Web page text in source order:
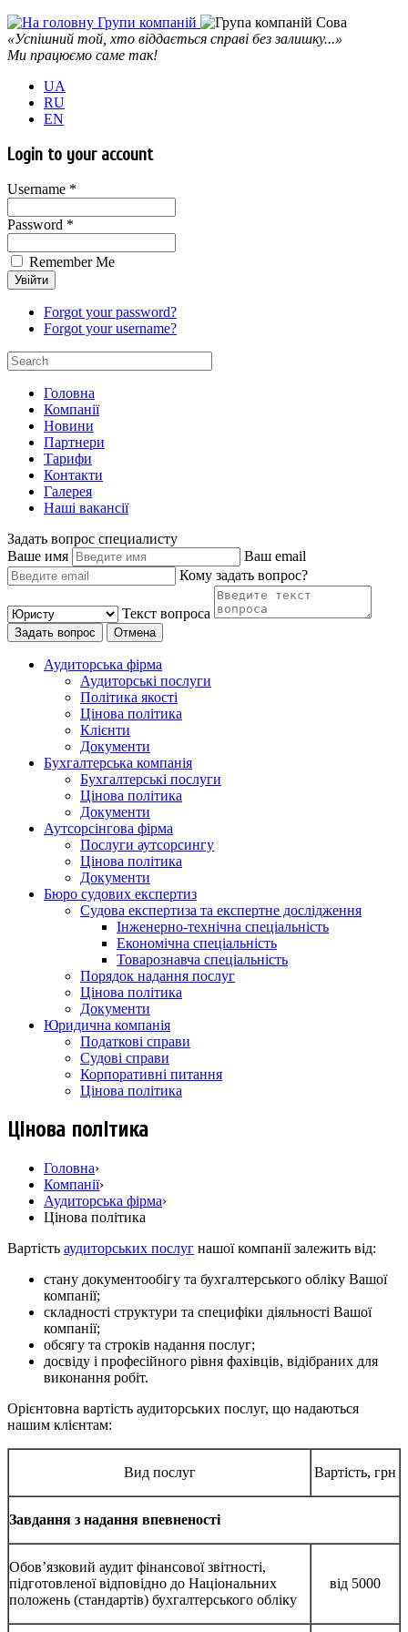
«Успішний той, хто віддається справі без залишку...»
Ми працюємо саме так!
UA
RU
EN
Login to your account
Username *
Password *
Remember Me
Forgot your password?
Forgot your username?
Головна
Компанії
Новини
Партнери
Тарифи
Контакти
Галерея
Наші вакансії
Задать вопрос специалисту
Ваше имя
Ваш email
Кому задать вопрос?
Текст вопроса
Задать вопрос Отмена
Аудиторська фірма
Аудиторські послуги
Політика якості
Цінова політика
Клієнти
Документи
Бухгалтерська компанія
Бухгалтерські послуги
Цінова політика
Документи
Аутсорсінгова фірма
Послуги аутсорсингу
Цінова політика
Документи
Бюро судових експертиз
Судова експертиза та експертне дослідження
Інженерно-технічна спеціальність
Економічна спеціальність
Товарознавча спеціальність
Порядок надання послуг
Цінова політика
Документи
Юридична компанія
Податкові справи
Судові справи
Корпоративні питання
Цінова політика
Цінова політика
Головна›
Компанії›
Аудиторська фірма›
Цінова політика
Вартість аудиторських послуг нашої компанії залежить від:
стану документообігу та бухгалтерського обліку Вашої
компанії;
складності структури та специфіки діяльності Вашої
компанії;
обсягу та строків надання послуг;
досвіду і професійного рівня фахівців, відібраних для
виконання робіт.
Орієнтовна вартість аудиторських послуг, що надаються
нашим клієнтам:
Вид послуг Вартість, грн
Завдання з надання впевненості
Обов’язковий аудит фінансової звітності,
підготовленої відповідно до Національних
положень (стандартів) бухгалтерського обліку
від 5000